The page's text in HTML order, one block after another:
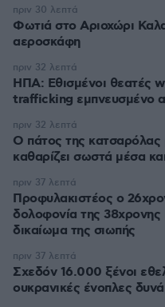
Φωτιά στο Αριοχώρι
αεροσκάφη
πριν 30 λεπτά
ΗΠΑ: Εθισμένοι θεατές
trafficking εμπνευσμένο
πριν 32 λεπτά
Ο πάτος της κατσαρόλας
καθαρίζει σωστά μέσα
πριν 32 λεπτά
Προφυλακιστέος ο
δολοφονία της
δικαίωμα της σιωπής
πριν 37 λεπτά
Σχεδόν 16.000 ξένοι
ουκρανικές ένοπλες
πριν 37 λεπτά